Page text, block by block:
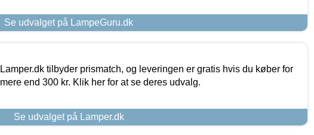
Se udvalget på LampeGuru.dk
Lamper.dk tilbyder prismatch, og leveringen er gratis hvis du køber for
mere end 300 kr. Klik her for at se deres udvalg.
Se udvalget på Lamper.dk